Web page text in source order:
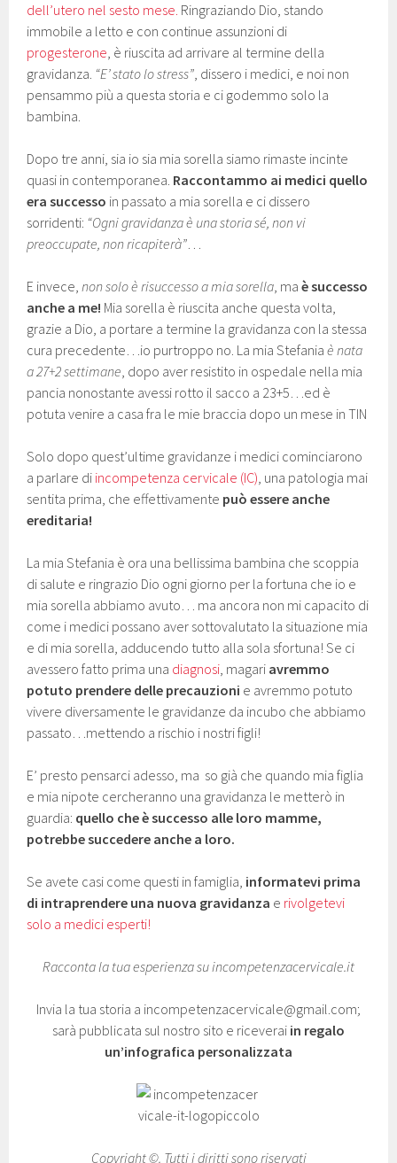
dell’utero nel sesto mese. Ringraziando Dio, stando
immobile a letto e con continue assunzioni di
progesterone, è riuscita ad arrivare al termine della
gravidanza. “E’ stato lo stress”, dissero i medici, e noi non
pensammo più a questa storia e ci godemmo solo la
bambina.
Dopo tre anni, sia io sia mia sorella siamo rimaste incinte
quasi in contemporanea. Raccontammo ai medici quello
era successo in passato a mia sorella e ci dissero
sorridenti: “Ogni gravidanza è una storia sé, non vi
preoccupate, non ricapiterà”…
E invece,non solo è risuccesso a mia sorella, maè successo
anche a me! Mia sorella è riuscita anche questa volta,
grazie a Dio, a portare a termine la gravidanza con la stessa
cura precedente…io purtroppo no. La mia Stefaniaè nata
a 27+2 settimane, dopo aver resistito in ospedale nella mia
pancia nonostante avessi rotto il sacco a 23+5…ed è
potuta venire a casa fra le mie braccia dopo un mese in TIN
Solo dopo quest’ultime gravidanze i medici cominciarono
a parlare di incompetenza cervicale (IC), una patologia mai
sentita prima, che effettivamente può essere anche
ereditaria!
La mia Stefania è ora una bellissima bambina che scoppia
di salute e ringrazio Dio ogni giorno per la fortuna che io e
mia sorella abbiamo avuto… ma ancora non mi capacito di
come i medici possano aver sottovalutato la situazione mia
e di mia sorella, adducendo tutto alla sola sfortuna! Se ci
avessero fatto prima una diagnosi, magari avremmo
potuto prendere delle precauzioni e avremmo potuto
vivere diversamente le gravidanze da incubo che abbiamo
passato…mettendo a rischio i nostri figli!
E’ presto pensarci adesso, ma so già che quando mia figlia
e mia nipote cercheranno una gravidanza le metterò in
guardia: quello che è successo alle loro mamme,
potrebbe succedere anche a loro.
Se avete casi come questi in famiglia, informatevi prima
di intraprendere una nuova gravidanza e rivolgetevi
solo a medici esperti!
Racconta la tua esperienza su incompetenzacervicale.it
Invia la tua storia a incompetenzacervicale@gmail.com;
sarà pubblicata sul nostro sito e riceverai in regalo
un’infografica personalizzata
Copyright ©. Tutti i diritti sono riservati